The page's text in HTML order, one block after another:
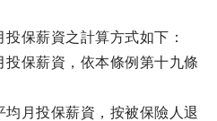
保薪資之計算方式如下：
保薪資，依本條例第十九條
月投保薪資，按被保險人退